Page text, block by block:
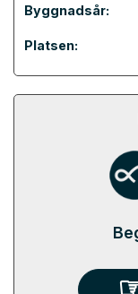
Byggnadsår:
Platsen: